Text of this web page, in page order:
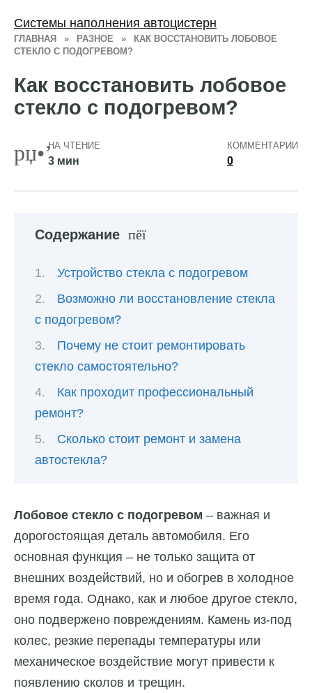
ГЛАВНАЯ » РАЗНОЕ »
КАК ВОССТАНОВИТЬ ЛОБОВОЕ
СТЕКЛО С ПОДОГРЕВОМ?
Как восстановить лобовое
стекло с подогревом?
НА ЧТЕНИЕ
3 мин
КОММЕНТАРИИ
0
Содержание
Устройство стекла с подогревом
Возможно ли восстановление стекла
с подогревом?
Почему не стоит ремонтировать
стекло самостоятельно?
Как проходит профессиональный
ремонт?
Сколько стоит ремонт и замена
автостекла?
Лобовое стекло с подогревом – важная и
дорогостоящая деталь автомобиля. Его
основная функция – не только защита от
внешних воздействий, но и обогрев в холодное
время года. Однако, как и любое другое стекло,
оно подвержено повреждениям. Камень из-под
колес, резкие перепады температуры или
механическое воздействие могут привести к
появлению сколов и трещин.
Системы наполнения автоцистерн